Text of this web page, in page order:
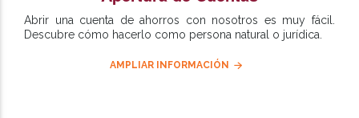
Abrir una cuenta de ahorros con nosotros es muy fácil.
Descubre cómo hacerlo como persona natural o jurídica.
AMPLIAR INFORMACIÓN